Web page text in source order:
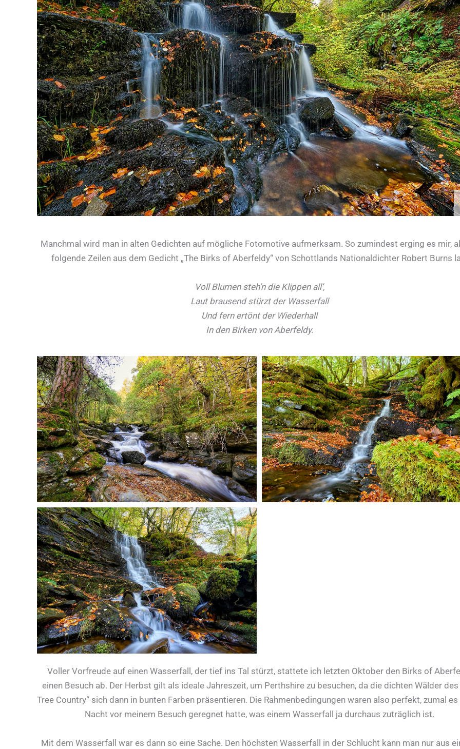
Manchmal wird man in alten Gedichten auf mögliche Fotomotive aufmerksam. So zumindest erging es mir,
folgende Zeilen aus dem Gedicht „The Birks of Aberfeldy“ von Schottlands Nationaldichter Robert Burns
Voll Blumen steh’n die Klippen all’,
Laut brausend stürzt der Wasserfall
Und fern ertönt der Wiederhall
In den Birken von Aberfeldy.
Voller Vorfreude auf einen Wasserfall, der tief ins Tal stürzt, stattete ich letzten Oktober den Birks of
einen Besuch ab. Der Herbst gilt als ideale Jahreszeit, um Perthshire zu besuchen, da die dichten Wälder des
Tree Country“ sich dann in bunten Farben präsentieren. Die Rahmenbedingungen waren also perfekt, zumal
Nacht vor meinem Besuch geregnet hatte, was einem Wasserfall ja durchaus zuträglich ist.
Mit dem Wasserfall war es dann so eine Sache. Den höchsten Wasserfall in der Schlucht kann man nur aus